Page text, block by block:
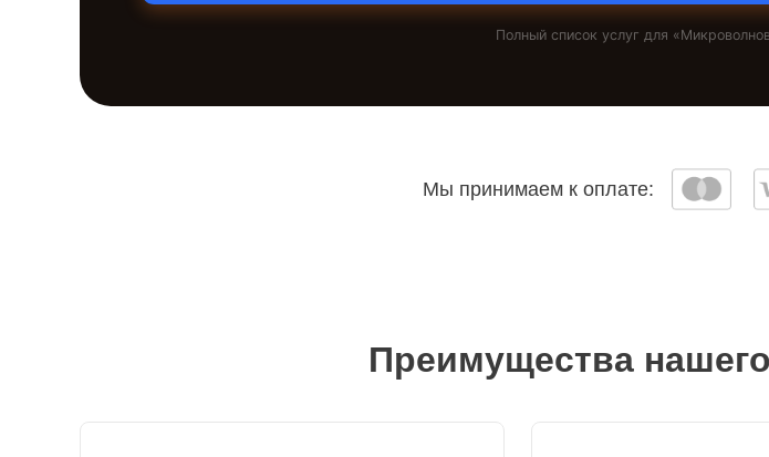
Полный список услуг для «
Мы принимаем к оплате:
Преимущества